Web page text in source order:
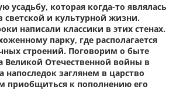
усадьбу, которая когда-то являлась
и культурной жизни.
написали классики в этих стенах.
парку, где располагается
строений. Поговорим о быте
Великой Отечественной войны в
напоследок заглянем в царство
приобщиться к пополнению его